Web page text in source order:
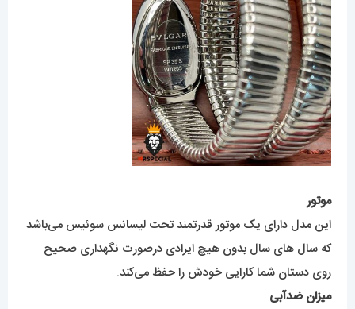
موتور
این مدل دارای یک موتور قدرتمند تحت لیسانس سوئیس می‌باشد
که سال های سال بدون هیچ ایرادی درصورت نگهداری صحیح
روی دستان شما کارایی خودش را حفظ می‌کند.
میزان ضدآبی